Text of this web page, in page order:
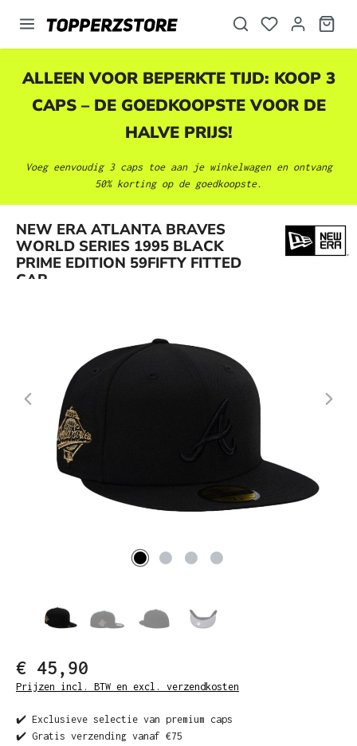
ALLEEN VOOR BEPERKTE TIJD: KOOP 3
CAPS – DE GOEDKOOPSTE VOOR DE
HALVE PRIJS!
Voeg eenvoudig 3 caps toe aan je winkelwagen en ontvang
50% korting op de goedkoopste.
NEW ERA ATLANTA BRAVES
WORLD SERIES 1995 BLACK
PRIME EDITION 59FIFTY FITTED
CAP
Afbeeldingengalerij overslaan
€ 45,90
Prijzen incl. BTW en excl. verzendkosten
✔️ Exclusieve selectie van premium caps
✔️ Gratis verzending vanaf €75